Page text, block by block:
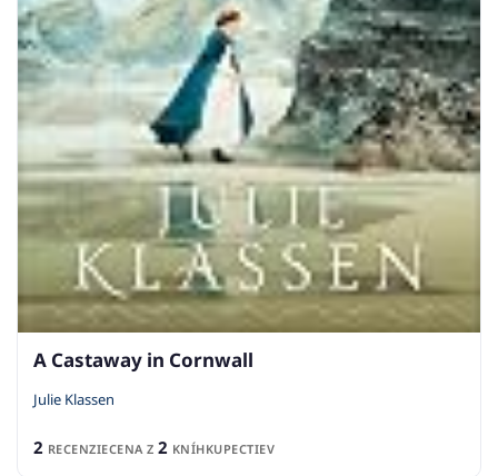
A Castaway in Cornwall
Julie Klassen
2 RECENZIECENA Z 2 KNÍHKUPECTIEV